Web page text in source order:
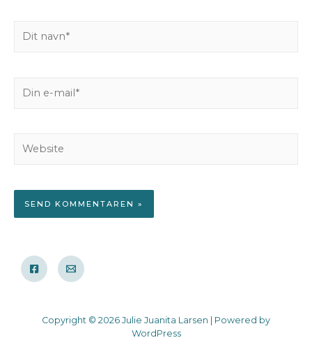
navn*
Copyright © 2026 Julie Juanita Larsen | Powered by
WordPress